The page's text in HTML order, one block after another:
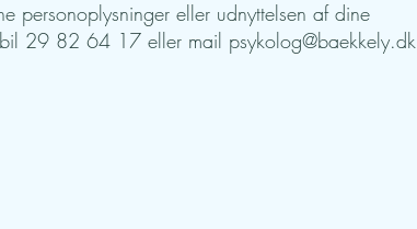
personoplysninger eller udnyttelsen af dine
29 82 64 17 eller mail psykolog@baekkely.dk